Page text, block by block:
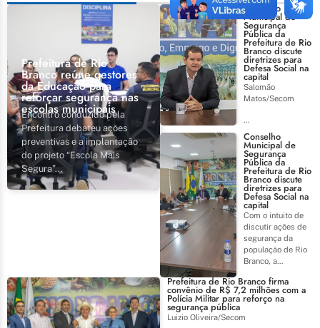
Prefeitura de Rio
Branco reúne gestores
da Educação para
reforçar segurança nas
escolas municipais
Encontro conduzido pela
Prefeitura debateu ações
preventivas e a implantação
do projeto “Escola Mais
Segura”...
Conselho
Municipal de
Segurança
Pública da
Prefeitura de Rio
Branco discute
diretrizes para
Defesa Social na
capital
Salomão
Matos/Secom
...
Conselho
Municipal de
Segurança
Pública da
Prefeitura de Rio
Branco discute
diretrizes para
Defesa Social na
capital
Com o intuito de
discutir ações de
segurança da
população de Rio
Branco, a...
Prefeitura de Rio Branco firma
convênio de R$ 7,2 milhões com a
Polícia Militar para reforço na
segurança pública
Luizio Oliveira/Secom